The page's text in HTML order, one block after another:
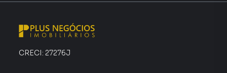
central de atendimento preparada para atender
proprietários e inquilinos.
CRECI: 27276J